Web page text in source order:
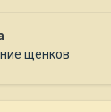
щенков